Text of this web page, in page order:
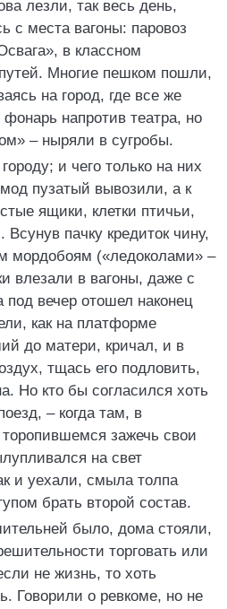
лезли, так весь день,
с места вагоны: паровоз
в классном
Многие пешком пошли,
на город, где все же
напротив театра, но
– ныряли в сугробы.
и чего только на них
пузатый вывозили, а к
ящики, клетки птичьи,
пачку кредиток чину,
мордобоям («ледоколами» –
влезали в вагоны, даже с
под вечер отошел наконец
как на платформе
до матери, кричал, и в
тщась его подловить,
Но кто бы согласился хоть
– когда там, в
зажечь свои
на свет
и уехали, смыла толпа
брать второй состав.
было, дома стояли,
торговать или
не жизнь, то хоть
Говорили о ревкоме, но не